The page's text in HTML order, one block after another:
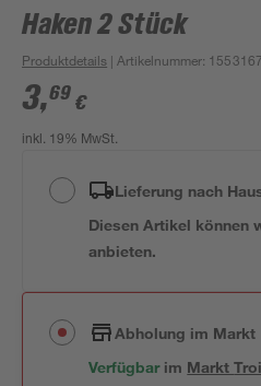
Haken 2 Stück
Produktdetails | Artikelnummer: 1553167
3,69 €
inkl. 19% MwSt.
Lieferung nach
Diesen Artikel können
anbieten.
Abholung im Markt
Verfügbar im Markt